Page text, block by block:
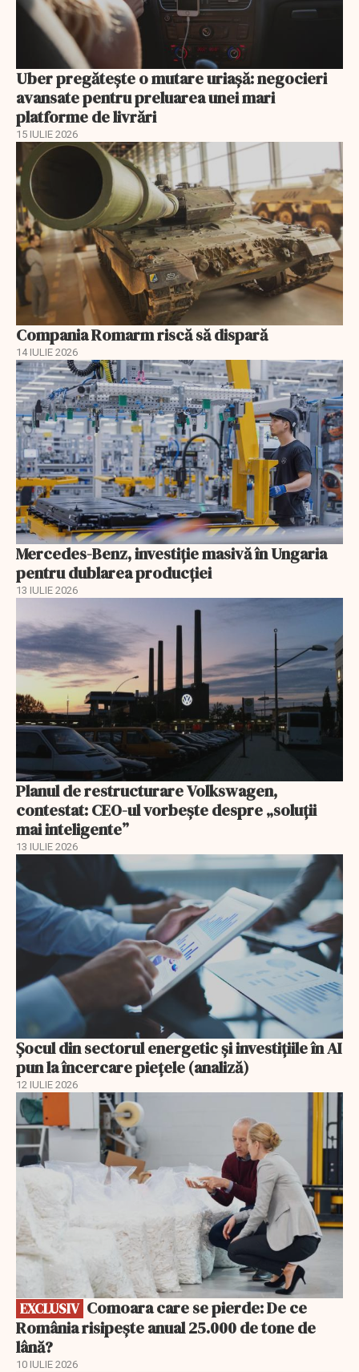
Uber pregătește o mutare uriașă: negocieri
avansate pentru preluarea unei mari
platforme de livrări
15 IULIE 2026
Compania Romarm riscă să dispară
14 IULIE 2026
Mercedes-Benz, investiție masivă în Ungaria
pentru dublarea producției
13 IULIE 2026
Planul de restructurare Volkswagen,
contestat: CEO-ul vorbește despre „soluții
mai inteligente”
13 IULIE 2026
Șocul din sectorul energetic și investițiile în AI
pun la încercare piețele (analiză)
12 IULIE 2026
EXCLUSIV
EXCLUSIV
România risipește anual 25.000 de tone de
lână?
10 IULIE 2026